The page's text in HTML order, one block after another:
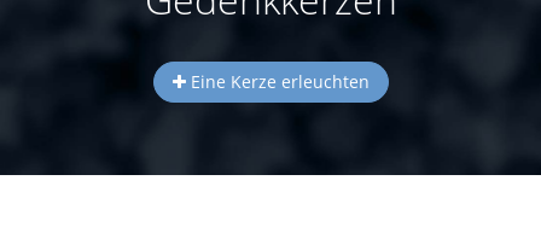
Eine Kerze erleuchten